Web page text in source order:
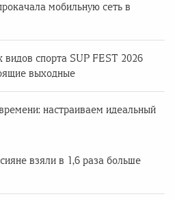
мобильную сеть в
спорта SUP FEST 2026
выходные
настраиваем идеальный
взяли в 1,6 раза больше